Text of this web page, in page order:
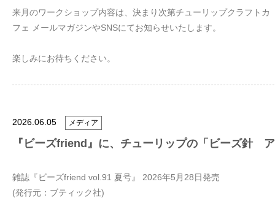
来月のワークショップ内容は、決まり次第チューリップクラフトカ
フェ メールマガジンやSNSにてお知らせいたします。
楽しみにお待ちください。
2026.06.05 メディア
『ビーズfriend』に、チューリップの「ビーズ針
雑誌『ビーズfriend vol.91 夏号』 2026年5月28日発売
(発行元：ブティック社)